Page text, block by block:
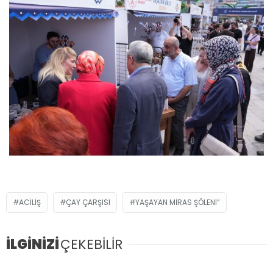
ACILIŞ ÇAY ÇARŞISI YAŞAYAN MIRAS ŞÖLENI”
İLGİNİZİÇEKEBİLİR